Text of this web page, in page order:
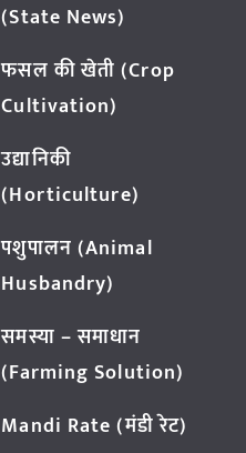
(State News)
फसल की खेती (Crop
Cultivation)
उद्यानिकी
(Horticulture)
पशुपालन (Animal
Husbandry)
समस्या – समाधान
(Farming Solution)
Mandi Rate (मंडी रेट)